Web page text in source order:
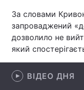
Зброя
Здоров'я
За словами
запроваджений
дозволило не
який
ВІДЕО ДНЯ